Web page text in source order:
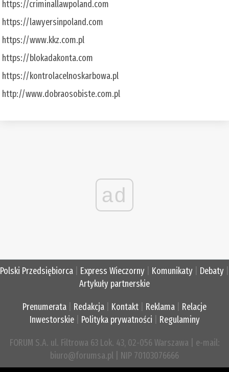
https://criminallawpoland.com
https://lawyersinpoland.com
https://www.kkz.com.pl
https://blokadakonta.com
https://kontrolacelnoskarbowa.pl
http://www.dobraosobiste.com.pl
ad
Polski Przedsiębiorca Express Wieczorny Komunikaty Debaty
Artykuły partnerskie
Prenumerata Redakcja Kontakt Reklama
Relacje
Inwestorskie| Polityka prywatności Regulaminy
FORUM S.A. ul. Filtrowa 63 Lok. 43, 02-056 Warszawa | e-mail:
biuro@forumsa.pl | NIP 70103076666